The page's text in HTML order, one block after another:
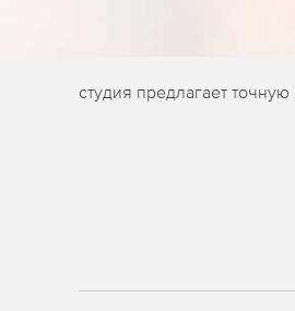
студия предлагает